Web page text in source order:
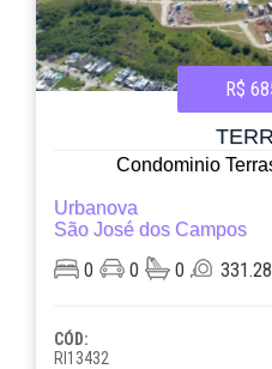
R$
Condominio
Urbanova
São José dos Campos
0 0 0
CÓD:
RI13432